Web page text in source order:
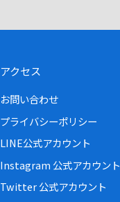
アクセス
お問い合わせ
プライバシーポリシー
LINE公式アカウント
Instagram 公式アカウント
Twitter 公式アカウント